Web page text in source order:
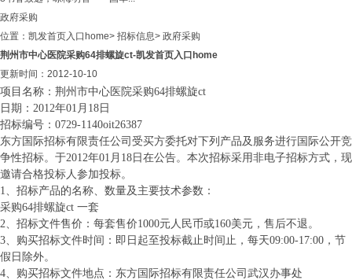
政府采购
位置： 凯发首页入口home> 招标信息> 政府采购
荆州市中心医院采购64排螺旋ct-凯发首页入口home
更新时间：2012-10-10
项目名称：荆州市中心医院采购64排螺旋ct
日期： 2012年01 月 18 日
招标编号： 0729-1140oit26387
东方国际招标有限责任公司受买方委托对下列产品及服务进行国际公开竞
争性招标。于2012年01 月 18 日 在公告。本次招标采用非电子招标方式，现
邀请合格投标人参加投标。
1、招标产品的名称、数量及主要技术参数：
采购64排螺旋ct 一套
2、招标文件售价：每套售价1000元人民币或160美元，售后不退。
3、购买招标文件时间：即日起至投标截止时间止，每天09:00-17:00 ，节
假日除外。
4、购买招标文件地点：东方国际招标有限责任公司武汉办事处